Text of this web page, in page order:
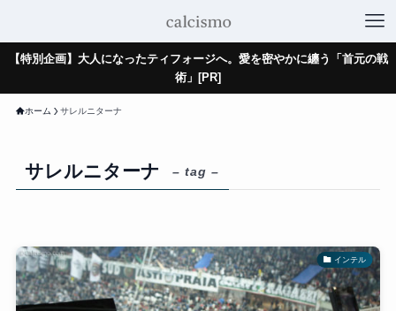
【特別企画】大人になったティフォージへ。愛を密やかに纏う「首元の戦
術」[PR]
ホーム サレルニターナ
サレルニターナ – tag –
インテル